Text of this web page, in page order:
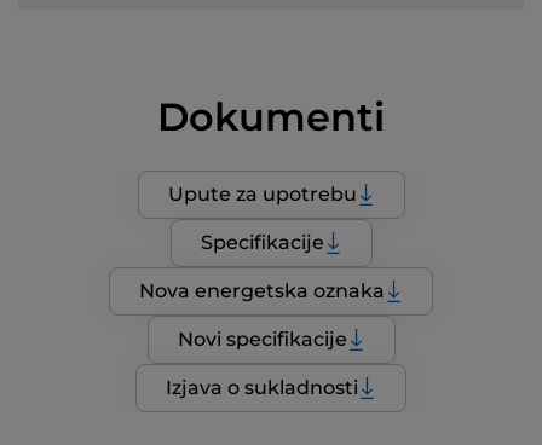
Dokumenti
Upute za upotrebu
Specifikacije
Nova energetska oznaka
Novi specifikacije
Izjava o sukladnosti